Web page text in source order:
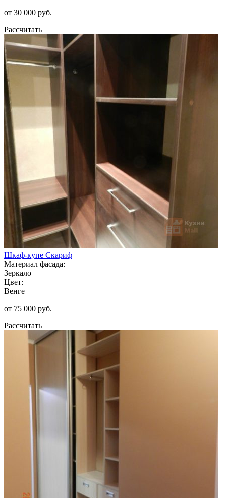
от 30 000 руб.
Рассчитать
Шкаф-купе Скариф
Материал фасада:
Зеркало
Цвет:
Венге
от 75 000 руб.
Рассчитать